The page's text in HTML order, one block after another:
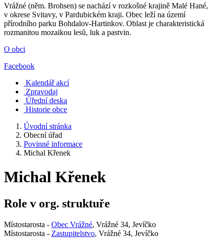
Vrážné (něm. Brohsen) se nachází v rozkošné krajině Malé Hané,
v okrese Svitavy, v Pardubickém kraji. Obec leží na území
přírodního parku Bohdalov-Hartinkov. Oblast je charakteristická
rozmanitou mozaikou lesů, luk a pastvin.
O obci
Facebook
Kalendář akcí
Zpravodaj
Úřední deska
Historie obce
Úvodní stránka
Obecní úřad
Povinné informace
Michal Křenek
Michal Křenek
Role v org. struktuře
Místostarosta - Obec Vrážné, Vrážné 34, Jevíčko
Místostarosta - Zastupitelstvo, Vrážné 34, Jevíčko